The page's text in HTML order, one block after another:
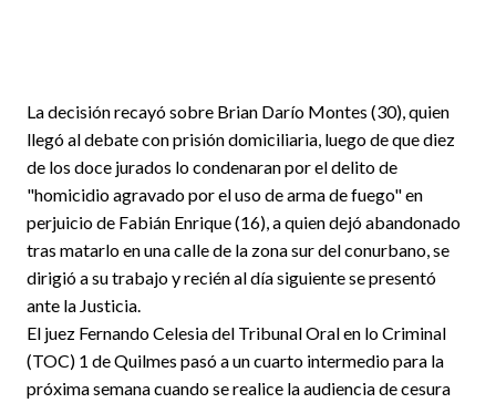
La decisión recayó sobre Brian Darío Montes (30), quien
llegó al debate con prisión domiciliaria, luego de que diez
de los doce jurados lo condenaran por el delito de
"homicidio agravado por el uso de arma de fuego" en
perjuicio de Fabián Enrique (16), a quien dejó abandonado
tras matarlo en una calle de la zona sur del conurbano, se
dirigió a su trabajo y recién al día siguiente se presentó
ante la Justicia.
El juez Fernando Celesia del Tribunal Oral en lo Criminal
(TOC) 1 de Quilmes pasó a un cuarto intermedio para la
próxima semana cuando se realice la audiencia de cesura